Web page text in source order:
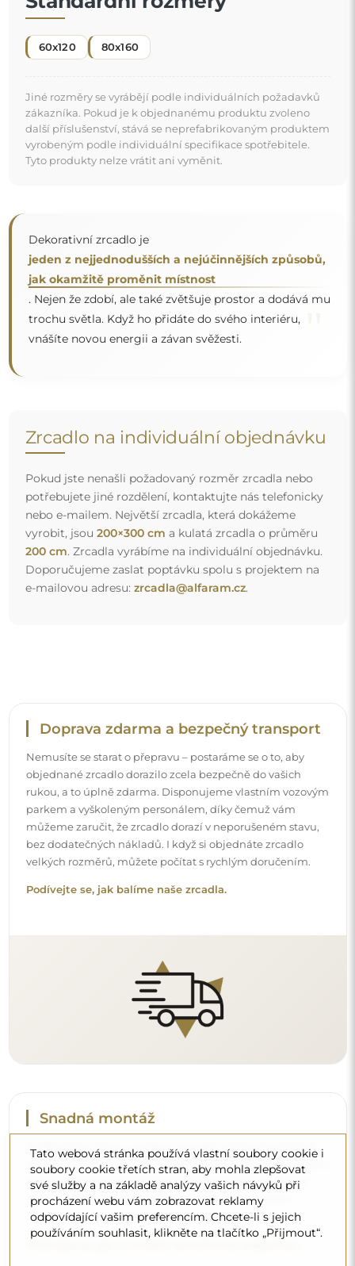
vnášíte novou energii a závan svěžesti.
Zrcadlo na individuální objednávku
Pokud jste nenašli požadovaný rozměr zrcadla nebo
potřebujete jiné rozdělení, kontaktujte nás telefonicky
Doporučujeme zaslat poptávku spolu s projektem na
e-mailovou adresu:zrcadla@alfaram.cz.
objednané zrcadlo dorazilo zcela bezpečně do vašich
rukou, a to úplně zdarma. Disponujeme vlastním vozovým
parkem a vyškoleným personálem, díky čemuž vám
můžeme zaručit, že zrcadlo dorazí v neporušeném stavu,
bez dodatečných nákladů. I když si objednáte zrcadlo
velkých rozměrů, můžete počítat s rychlým doručením.
Podívejte se, jak balíme naše zrcadla.
Snadná montáž
Zajišťujeme výrobu a dodání zrcadel, zatímco montáž je
na vaší straně. Vzhledem ke specifičnosti každého prostoru
nenabízíme standardní montážní příslušenství. To vám
dává volnost vybrat si hmoždinky nebo háčky, které
nejlépe vyhovují vašim stěnám a potřebám.
Čištění a péče
Pro zachování optimálního lesku stačí utěrka z
mikrovlákna a teplá voda. Pokud se rozhodnete pro
specializované přípravky, dbejte na to, aby měly neutrální
pH (kolem 7). Vyhněte se silným čisticím prostředkům
obsahujícím ocet, čpavek nebo silné kyseliny – díky tomu
Tato webová stránka používá vlastní soubory cookie i
soubory cookie třetích stran, aby mohla zlepšovat
své služby a na základě analýzy vašich návyků při
procházení webu vám zobrazovat reklamy
odpovídající vašim preferencím. Chcete-li s jejich
používáním souhlasit, klikněte na tlačítko „Přijmout“.